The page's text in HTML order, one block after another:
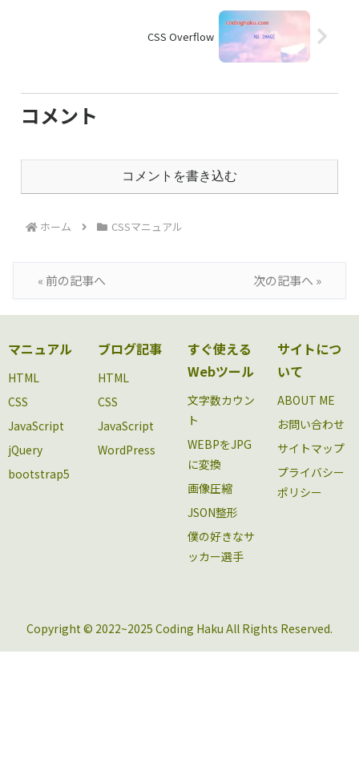
CSS Overflow
コメント
コメントを書き込む
ホーム CSSマニュアル
« 前の記事へ 次の記事へ »
マニュアル
HTML
CSS
JavaScript
jQuery
bootstrap5
ブログ記事
HTML
CSS
JavaScript
WordPress
すぐ使える
Webツール
文字数カウン
ト
WEBPをJPG
に変換
画像圧縮
JSON整形
僕の好きなサ
ッカー選手
サイトにつ
いて
ABOUT ME
お問い合わせ
サイトマップ
プライバシー
ポリシー
Copyright © 2022~2025 Coding Haku All Rights Reserved.